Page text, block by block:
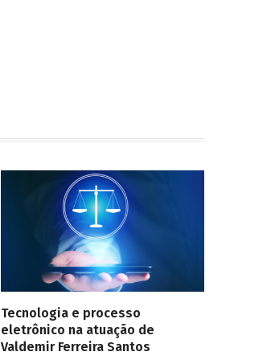
Tecnologia e processo
eletrônico na atuação de
Valdemir Ferreira Santos